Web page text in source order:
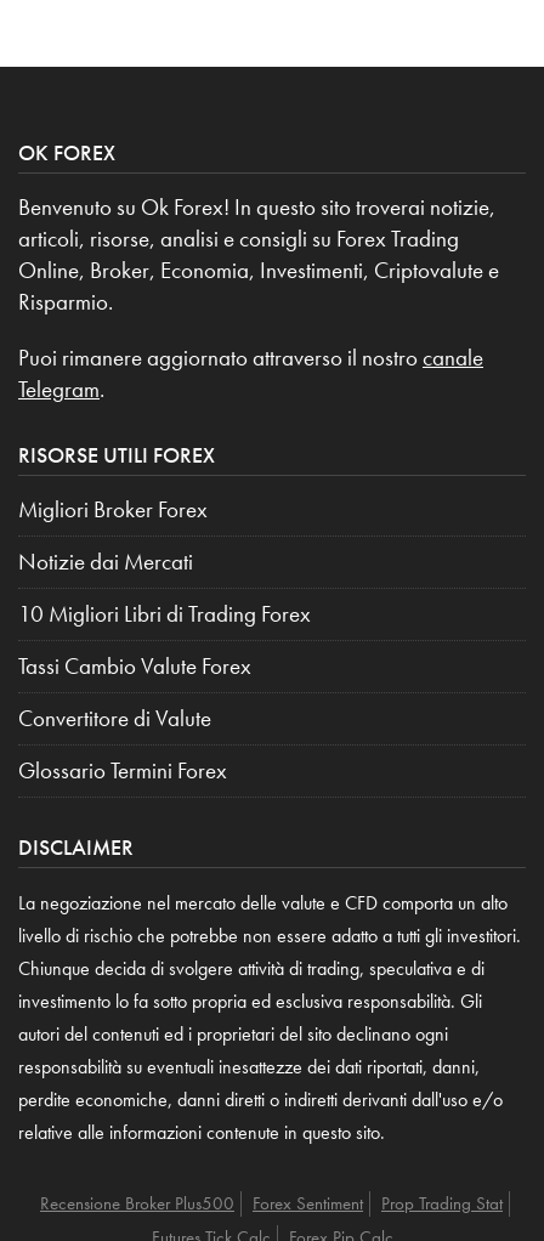
OK FOREX
Benvenuto su Ok Forex! In questo sito troverai notizie,
articoli, risorse, analisi e consigli su Forex Trading
Online, Broker, Economia, Investimenti, Criptovalute e
Risparmio.
Puoi rimanere aggiornato attraverso il nostro canale
Telegram.
RISORSE UTILI FOREX
Migliori Broker Forex
Notizie dai Mercati
10 Migliori Libri di Trading Forex
Tassi Cambio Valute Forex
Convertitore di Valute
Glossario Termini Forex
DISCLAIMER
La negoziazione nel mercato delle valute e CFD comporta un alto
livello di rischio che potrebbe non essere adatto a tutti gli investitori.
Chiunque decida di svolgere attività di trading, speculativa e di
investimento lo fa sotto propria ed esclusiva responsabilità. Gli
autori del contenuti ed i proprietari del sito declinano ogni
responsabilità su eventuali inesattezze dei dati riportati, danni,
perdite economiche, danni diretti o indiretti derivanti dall'uso e/o
relative alle informazioni contenute in questo sito.
Recensione Broker Plus500 Forex Sentiment
Prop Trading Stat